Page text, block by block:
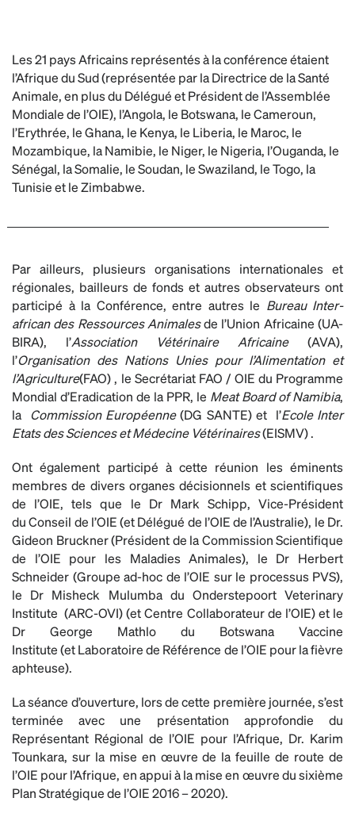
Les 21 pays Africains représentés à la conférence étaient
l’Afrique du Sud (représentée par la Directrice de la Santé
Animale, en plus du Délégué et Président de l’Assemblée
Mondiale de l’OIE), l’Angola, le Botswana, le Cameroun,
l’Erythrée, le Ghana, le Kenya, le Liberia, le Maroc, le
Mozambique, la Namibie, le Niger, le Nigeria, l’Ouganda, le
Sénégal, la Somalie, le Soudan, le Swaziland, le Togo, la
Tunisie et le Zimbabwe.
Par ailleurs, plusieurs organisations internationales et
régionales, bailleurs de fonds et autres observateurs ont
participé à la Conférence, entre autres le Bureau Inter-
african des Ressources Animalesde l’Union Africaine (UA-
BIRA), l’Association Vétérinaire Africaine(AVA),
l’Organisation des Nations Unies pour l’Alimentation et
l’Agriculture(FAO) , le Secrétariat FAO / OIE du Programme
Mondial d’Eradication de la PPR, le Meat Board of Namibia,
la Commission Européenne(DG SANTE)et l’Ecole Inter
Etats des Sciences et Médecine Vétérinaires(EISMV) .
Ont également participé à cette réunion les éminents
membres de divers organes décisionnels et scientifiques
de l’OIE, tels que le Dr Mark Schipp, Vice-Président
du Conseil de l’OIE (et Délégué de l’OIE de l’Australie), le Dr.
Gideon Bruckner (Président de la Commission Scientifique
de l’OIE pour les Maladies Animales), le Dr Herbert
Schneider (Groupe ad-hoc de l’OIE sur le processus PVS),
le Dr Misheck Mulumba du Onderstepoort Veterinary
Institute (ARC-OVI) (et Centre Collaborateur de l’OIE) et le
Dr George Mathlo du Botswana Vaccine
Institute (et Laboratoire de Référence de l’OIE pour la fièvre
aphteuse).
La séance d’ouverture, lors de cette première journée, s’est
terminée avec une présentation approfondie du
Représentant Régional de l’OIE pour l’Afrique, Dr. Karim
Tounkara, sur la mise en œuvre de la feuille de route de
l’OIE pour l’Afrique, en appui à la mise en œuvre du sixième
Plan Stratégique de l’OIE 2016 – 2020).